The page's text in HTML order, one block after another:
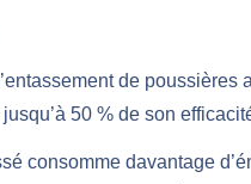
l’entassement de
50 % de son
consomme davantage